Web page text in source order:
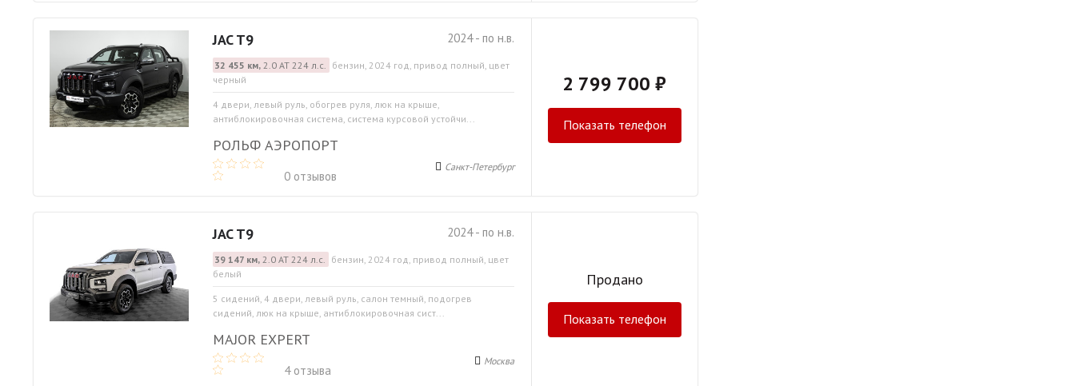
2024 - по н.в.
JAC T9
32 455 км,2.0 АТ 224 л.с. бензин, 2024 год, привод полный, цвет
черный
4 двери, левый руль, обогрев руля, люк на крыше,
антиблокировочная система, система курсовой устойчи...
РОЛЬФ АЭРОПОРТ
0 отзывов
Санкт-Петербург
2 799 700 ₽
Показать телефон
2024 - по н.в.
JAC T9
39 147 км,2.0 АТ 224 л.с. бензин, 2024 год, привод полный, цвет
белый
5 сидений, 4 двери, левый руль, салон темный, подогрев
сидений, люк на крыше, антиблокировочная сист...
MAJOR EXPERT
4 отзыва
Москва
Продано
Показать телефон